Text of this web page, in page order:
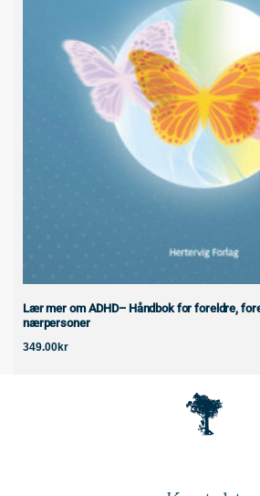
Lær mer om ADHD– Håndbok for foreldre,
nærpersoner
349.00kr